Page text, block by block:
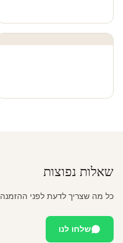
שאלות נפוצות
כל מה שצריך לדעת לפני ההזמנה.
שלחו לנו